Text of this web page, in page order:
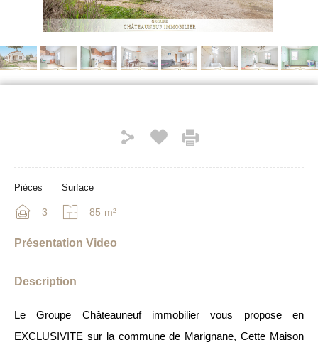
Pièces
3
Surface
85 m²
Présentation Video
Description
Le Groupe Châteauneuf immobilier vous propose en
EXCLUSIVITE sur la commune de Marignane, Cette Maison